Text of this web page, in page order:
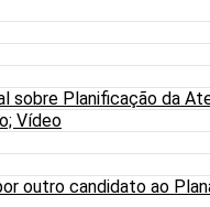
Planificação da
Vídeo
outro candidato ao